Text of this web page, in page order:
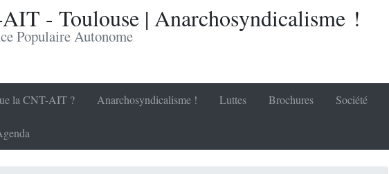
- Toulouse | Anarchosyndicalisme !
Populaire Autonome
la CNT-AIT ? Anarchosyndicalisme ! Luttes Brochures Société